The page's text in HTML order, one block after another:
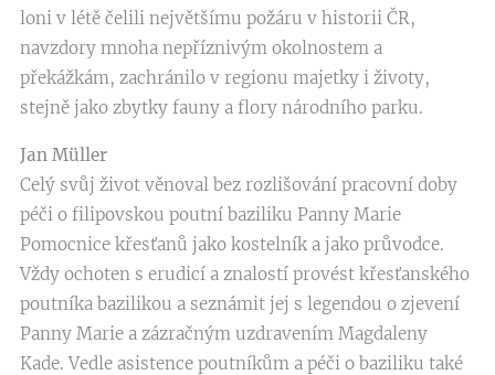
loni v létě čelili největšímu požáru v historii ČR,
navzdory mnoha nepříznivým okolnostem a
překážkám, zachránilo v regionu majetky i životy,
stejně jako zbytky fauny a flory národního parku.
Jan Müller
Celý svůj život věnoval bez rozlišování pracovní doby
péči o filipovskou poutní baziliku Panny Marie
Pomocnice křesťanů jako kostelník a jako průvodce.
Vždy ochoten s erudicí a znalostí provést křesťanského
poutníka bazilikou a seznámit jej s legendou o zjevení
Panny Marie a zázračným uzdravením Magdaleny
Kade. Vedle asistence poutníkům a péči o baziliku také